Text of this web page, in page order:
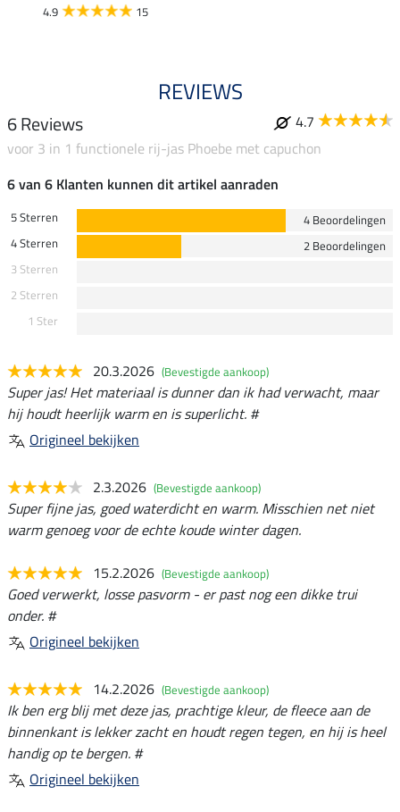
4.9 15
REVIEWS
6 Reviews
4.7
voor 3 in 1 functionele rij-jas Phoebe met capuchon
6 van 6 Klanten kunnen dit artikel aanraden
5 Sterren
4 Beoordelingen
4 Sterren
2 Beoordelingen
3 Sterren
2 Sterren
1 Ster
20.3.2026 (Bevestigde aankoop)
Super jas! Het materiaal is dunner dan ik had verwacht, maar
hij houdt heerlijk warm en is superlicht. #
Origineel bekijken
2.3.2026 (Bevestigde aankoop)
Super fijne jas, goed waterdicht en warm. Misschien net niet
warm genoeg voor de echte koude winter dagen.
15.2.2026 (Bevestigde aankoop)
Goed verwerkt, losse pasvorm - er past nog een dikke trui
onder. #
Origineel bekijken
14.2.2026 (Bevestigde aankoop)
Ik ben erg blij met deze jas, prachtige kleur, de fleece aan de
binnenkant is lekker zacht en houdt regen tegen, en hij is heel
handig op te bergen. #
Origineel bekijken